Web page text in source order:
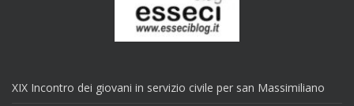
XIX Incontro dei giovani in servizio civile per san Massimiliano